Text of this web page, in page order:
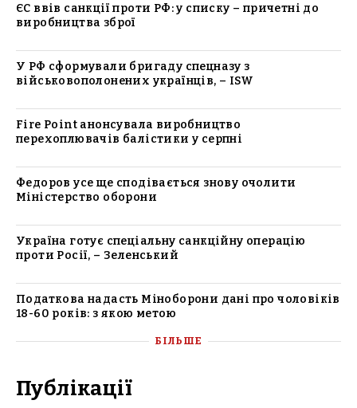
ЄС ввів санкції проти РФ: у списку – причетні до
виробництва зброї
У РФ сформували бригаду спецназу з
військовополонених українців, – ISW
Fire Point анонсувала виробництво
перехоплювачів балістики у серпні
Федоров усе ще сподівається знову очолити
Міністерство оборони
Україна готує спеціальну санкційну операцію
проти Росії, – Зеленський
Податкова надасть Міноборони дані про чоловіків
18-60 років: з якою метою
БІЛЬШЕ
Публікації